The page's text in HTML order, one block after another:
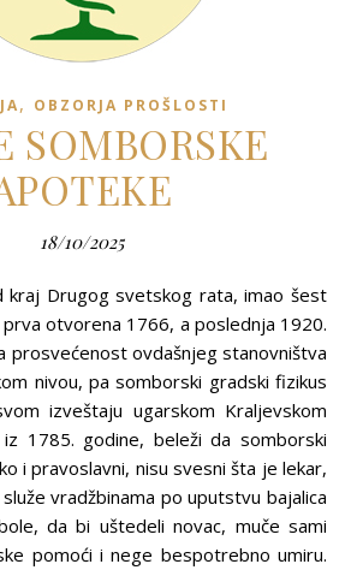
, OBZORJA PROŠLOSTI
SOMBORSKE
18/10/2025
otvorena 1766, a poslednja 1920.
prosvećenost ovdašnjeg stanovništva
nivou, pa somborski gradski fizikus
izveštaju ugarskom Kraljevskom
iz 1785. godine, beleži da somborski
i pravoslavni, nisu svesni šta je lekar,
vradžbinama po uputstvu bajalica
da bi uštedeli novac, muče sami
pomoći i nege bespotrebno umiru.